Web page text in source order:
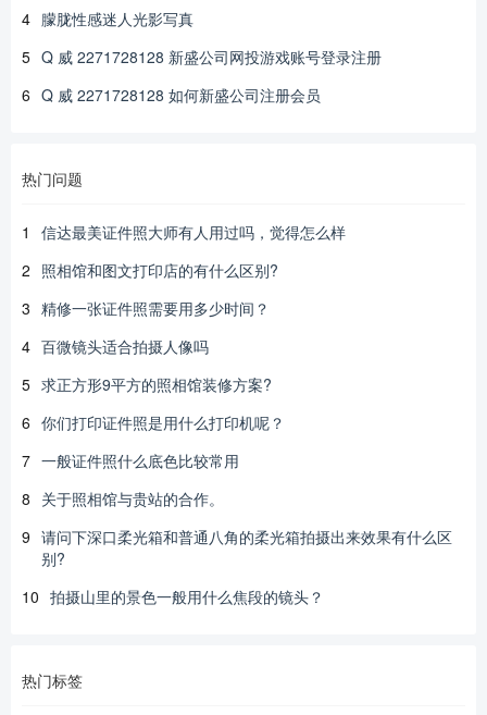
4 朦胧性感迷人光影写真
5 Q 威 2271728128 新盛公司网投游戏账号登录注册
6 Q 威 2271728128 如何新盛公司注册会员
热门问题
1
信达最美证件照大师有人用过吗，觉得怎么样
2 照相馆和图文打印店的有什么区别?
3 精修一张证件照需要用多少时间？
4 百微镜头适合拍摄人像吗
5 求正方形9平方的照相馆装修方案?
6 你们打印证件照是用什么打印机呢？
7 一般证件照什么底色比较常用
8 关于照相馆与贵站的合作。
9 请问下深口柔光箱和普通八角的柔光箱拍摄出来效果有什么区
别?
10 拍摄山里的景色一般用什么焦段的镜头？
热门标签